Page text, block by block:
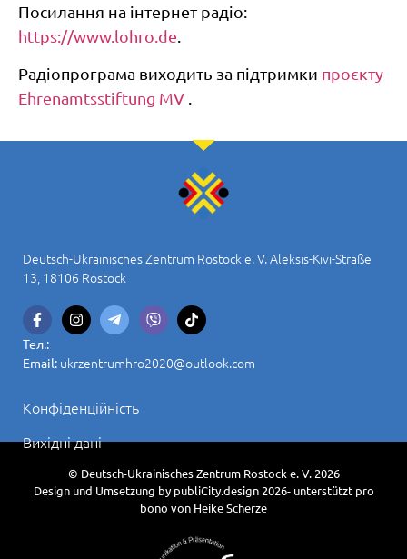
Посилання на інтернет радіо:
https://www.lohro.de
Радіопрограма виходить за підтримки проєкту
Ehrenamtsstiftung MV
Deutsch-Ukrainisches Zentrum Rostock e. V. Aleksis-Kivi-Straße
13, 18106 Rostock
Тел.:
Email: ukrzentrumhro2020@outlook.com
Конфіденційність
Вихідні дані
© Deutsch-Ukrainisches Zentrum Rostock e. V. 2026
Design und Umsetzung by publiCity.design 2026- unterstützt pro
bono von Heike Scherze